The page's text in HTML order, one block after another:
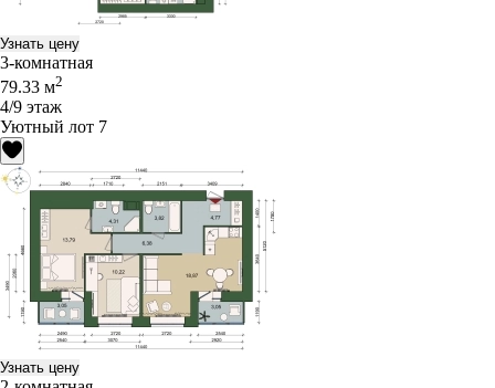
Узнать цену
3-комнатная
79.33 м2
4/9 этаж
Уютный лот 7
Узнать цену